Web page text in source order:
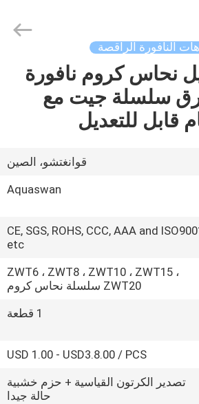
النافورة الراقصة
نحاس كروم نافورة
سلسلة جيت مع
قابل للتعديل
قوانغتشو، الصين
Aquaswan
CE, SGS, ROHS, CCC, AAA and
etc
ZWT6 ، ZWT8 ، ZWT10 ، ZWT15 ،
ZWT20 سلسلة نحاس كروم
1 قطعة
USD 1.00 - USD3.8.00 / PCS
تصدير الكرتون القياسية + حزم خشبية
حالة جيدا